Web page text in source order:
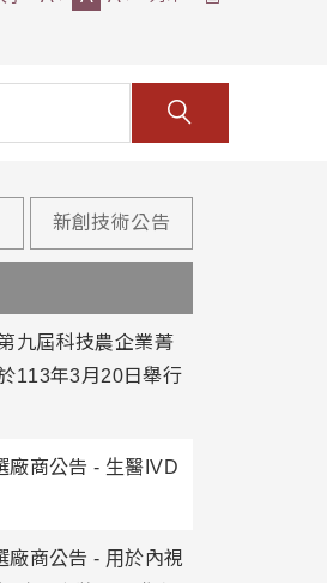
新創技術公告
九屆科技農企業菁
113年3月20日舉行
廠商公告 - 生醫IVD
廠商公告 - 用於內視